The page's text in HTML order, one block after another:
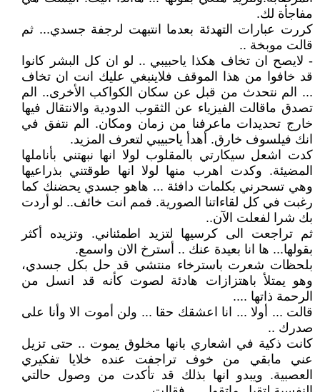
مفاجأة لك.
كررت عبارات التهدئة بعدما انتبهت لرجفة جسدي... ثم
قالت موبخة ..
- لايصح ان تخاف هكذا ياحبيبي .. لو ان كل البشر كانوا
قد خافوا من هذا الموقف فلاينبغي عليك انت ان تخاف
... الم نتحدث من قبل عن سكان الكواكب الأخرى.. الم
تصدق ماقالت الفيزياء عن الثقوب الدودية والانتقال فيها
خارج تحديدات ماعرفنا من زمان ومكان. الم نتفق في
انك فيلسوف خارق. أهدأ ياحبيبي لتعرف المزيد.
كدت اشعل سيكارتي بالمقلوب لولا انها نبهتني بأناملها
المضيئة. وكدت اهرب منها لولا انها طوقتني بذراعيها
وهي تسحرني بكلمات دافئة ... هاهو جسدي يحضنك كما
رغبت في كل لقاءاتنا الصورية. فمم انت خائف.. لو أردت
بك شرا لفعلت الآن..
ثم تراجعت الى كرسيها لتزيد اطمئناني. وتزيده أكثر
بقولها... ها انا بعيدة عنك .. أسترخ الان واسمع.
بلحظات شعرت باسترخاء منتشي قد حل بكل جسدي،
وهو يمتلأ باهتزازات هادئة لصوت كأنه قد انسل من
الرحمة ذاتها ....
قالت ... أولا ... انا اعشقك حقا ... ولن أموت الا وأنا على
صدرك ..
كانت ذكية في اشعاري بانها مخلوق يموت .. حتى تزيل
عني مابقي من خوف تراجفت عنده خلايا تفكيري
العصبية. ويبدو انها بذلك قد تأكدت من وصول حالتي